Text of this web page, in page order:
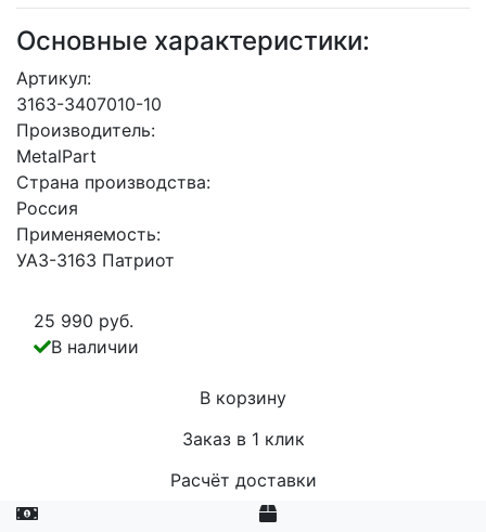
Основные характеристики:
Артикул:
3163-3407010-10
Производитель:
MetalPart
Страна производства:
Россия
Применяемость:
УАЗ-3163 Патриот
25 990 руб.
В наличии
В корзину
Заказ в 1 клик
Расчёт доставки